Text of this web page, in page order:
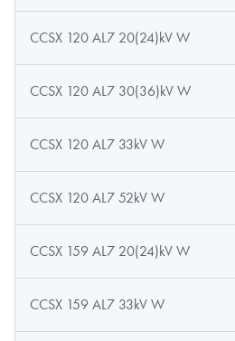
CCSX 120 AL7 20(24)kV W
CCSX 120 AL7 30(36)kV W
CCSX 120 AL7 33kV W
CCSX 120 AL7 52kV W
CCSX 159 AL7 20(24)kV W
CCSX 159 AL7 33kV W